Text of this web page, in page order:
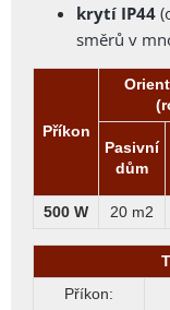
krytí IP44
směrů v
Příkon
Pasivní
dům
500 W
20 m2
Příkon: